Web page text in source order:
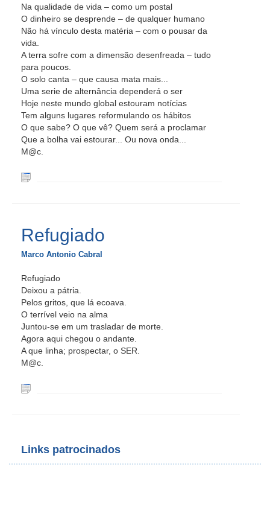
Na qualidade de vida – como um postal
O dinheiro se desprende – de qualquer humano
Não há vínculo desta matéria – com o pousar da
vida.
A terra sofre com a dimensão desenfreada – tudo
para poucos.
O solo canta – que causa mata mais...
Uma serie de alternância dependerá o ser
Hoje neste mundo global estouram notícias
Tem alguns lugares reformulando os hábitos
O que sabe? O que vê? Quem será a proclamar
Que a bolha vai estourar... Ou nova onda...
M@c.
Refugiado
Marco Antonio Cabral
Refugiado
Deixou a pátria.
Pelos gritos, que lá ecoava.
O terrível veio na alma
Juntou-se em um trasladar de morte.
Agora aqui chegou o andante.
A que linha; prospectar, o SER.
M@c.
Links patrocinados